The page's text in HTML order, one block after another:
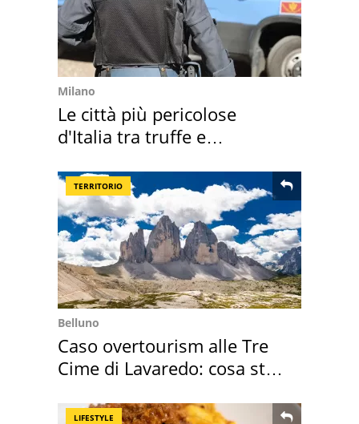
Milano
Le città più pericolose
d'Italia tra truffe e
TERRITORIO
Belluno
Caso overtourism alle Tre
Cime di Lavaredo: cosa sta
LIFESTYLE